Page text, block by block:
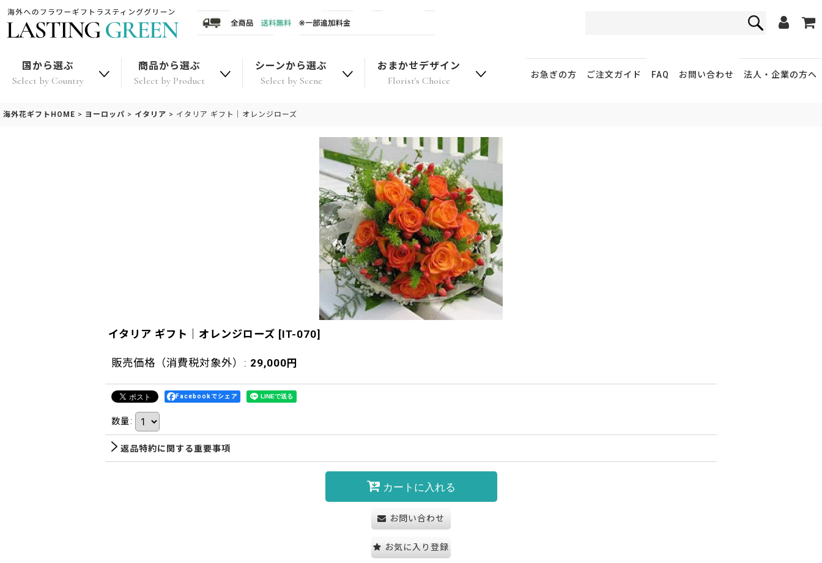
国から選ぶ
Select by Country
商品から選ぶ
Select by Product
シーンから選ぶ
Select by Scene
おまかせデザイン
Florist's Choice 法人・企業の方へ
ご注文ガイド
お急ぎの方 FAQ お問い合わせ
海外花ギフトHOME > ヨーロッパ > イタリア > イタリア ギフト｜オレンジローズ
イタリア ギフト｜オレンジローズ [IT-070]
販売価格（消費税対象外） : 29,000 円
Facebookでシェア
数量:
返品特約に関する重要事項
カートに入れる
お問い合わせ
お気に入り登録